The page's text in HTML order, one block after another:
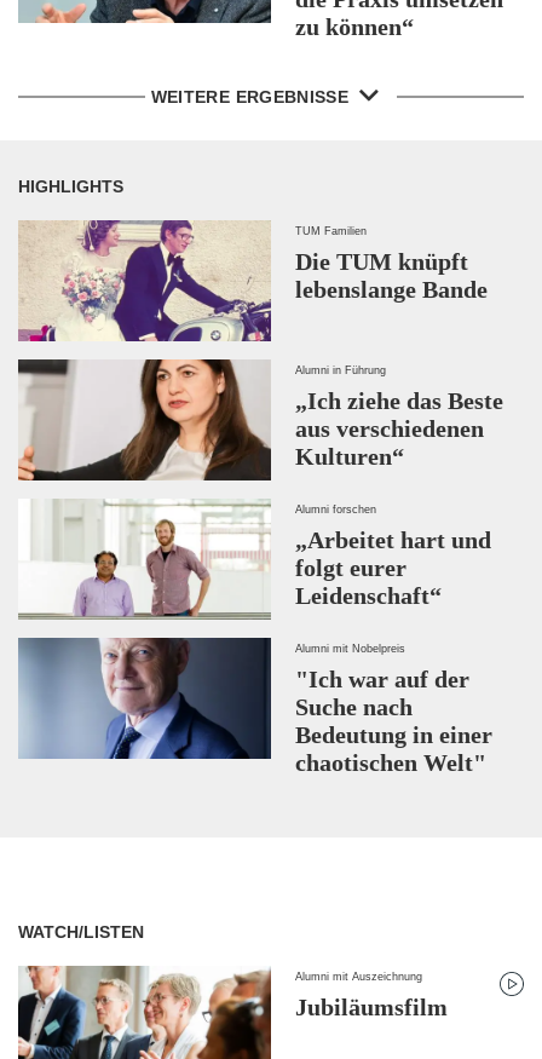
zu können“
WEITERE ERGEBNISSE
HIGHLIGHTS
TUM Familien
Die TUM knüpft
lebenslange Bande
Alumni in Führung
„Ich ziehe das Beste
aus verschiedenen
Kulturen“
Alumni forschen
„Arbeitet hart und
folgt eurer
Leidenschaft“
Alumni mit Nobelpreis
"Ich war auf der
Suche nach
Bedeutung in einer
chaotischen Welt"
WATCH/LISTEN
Alumni mit Auszeichnung
Jubiläumsfilm